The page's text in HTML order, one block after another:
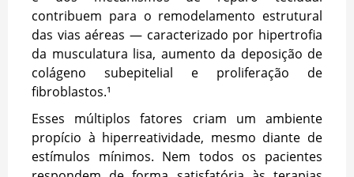
contribuem para o remodelamento estrutural
das vias aéreas — caracterizado por hipertrofia
da musculatura lisa, aumento da deposição de
colágeno subepitelial e proliferação de
fibroblastos.¹
Esses múltiplos fatores criam um ambiente
propício à hiperreatividade, mesmo diante de
estímulos mínimos. Nem todos os pacientes